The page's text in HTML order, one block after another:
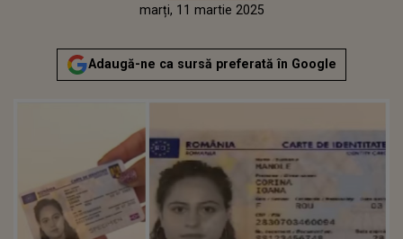
Actualizat:
marți, 11 martie 2025
Adaugă-ne ca sursă preferată în Google